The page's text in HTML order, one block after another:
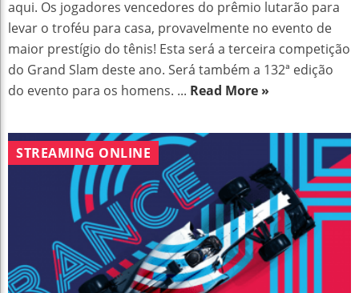
aqui. Os jogadores vencedores do prêmio lutarão para
levar o troféu para casa, provavelmente no evento de
maior prestígio do tênis! Esta será a terceira competição
do Grand Slam deste ano. Será também a 132ª edição
do evento para os homens. ... Read More »
STREAMING ONLINE